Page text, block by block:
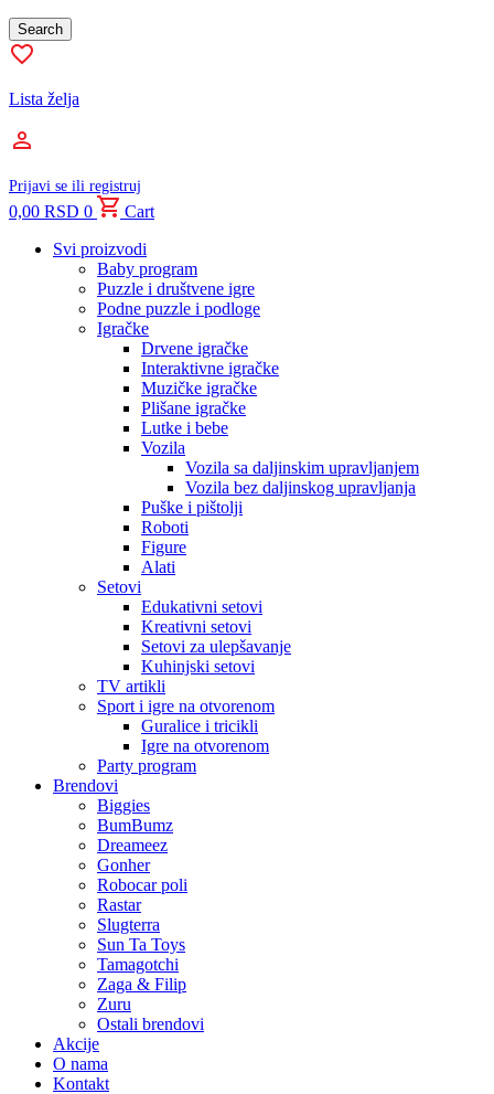
Search
Lista želja
Prijavi se ili registruj
0,00 RSD 0
Cart
Svi proizvodi
Baby program
Puzzle i društvene igre
Podne puzzle i podloge
Igračke
Drvene igračke
Interaktivne igračke
Muzičke igračke
Plišane igračke
Lutke i bebe
Vozila
Vozila sa daljinskim upravljanjem
Vozila bez daljinskog upravljanja
Puške i pištolji
Roboti
Figure
Alati
Setovi
Edukativni setovi
Kreativni setovi
Setovi za ulepšavanje
Kuhinjski setovi
TV artikli
Sport i igre na otvorenom
Guralice i tricikli
Igre na otvorenom
Party program
Brendovi
Biggies
BumBumz
Dreameez
Gonher
Robocar poli
Rastar
Slugterra
Sun Ta Toys
Tamagotchi
Zaga & Filip
Zuru
Ostali brendovi
Akcije
O nama
Kontakt